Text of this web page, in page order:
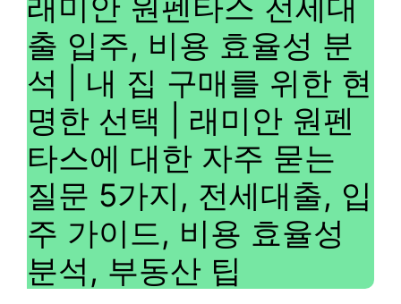
출 입주, 비용 효율성 분
석 | 내 집 구매를 위한 현
명한 선택 | 래미안 원펜
타스에 대한 자주 묻는
질문 5가지, 전세대출, 입
주 가이드, 비용 효율성
분석, 부동산 팁